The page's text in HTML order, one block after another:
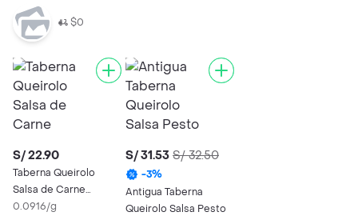
$0
S/ 22.90
Taberna Queirolo
Salsa de Carne
Antigua
0.0916/g
S/ 31.53 S/ 32.50
-3%
Antigua Taberna
Queirolo Salsa Pesto